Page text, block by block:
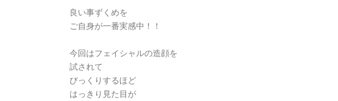
良い事ずくめを
ご自身が一番実感中！！
今回はフェイシャルの造顔を
試されて
びっくりするほど
はっきり見た目が